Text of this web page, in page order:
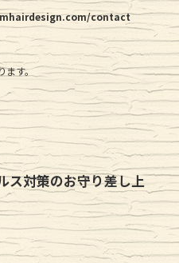
contact
ます。
ス対策のお守り差し上